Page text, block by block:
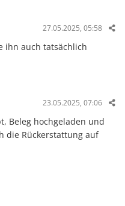
27.05.2025, 05:58
ihn auch tatsächlich
23.05.2025, 07:06
Beleg hochgeladen und
die Rückerstattung auf